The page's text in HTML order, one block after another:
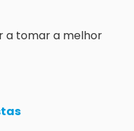
a tomar a melhor